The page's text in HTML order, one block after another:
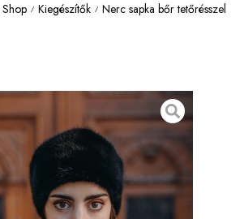
Shop / Kiegészítők / Nerc sapka bőr tetőrésszel